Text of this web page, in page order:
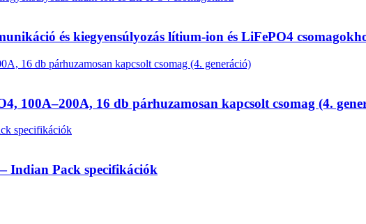
és kiegyensúlyozás lítium-ion és LiFePO4
100A–200A, 16 db párhuzamosan kapcsolt csomag (4.
Indian Pack specifikációk